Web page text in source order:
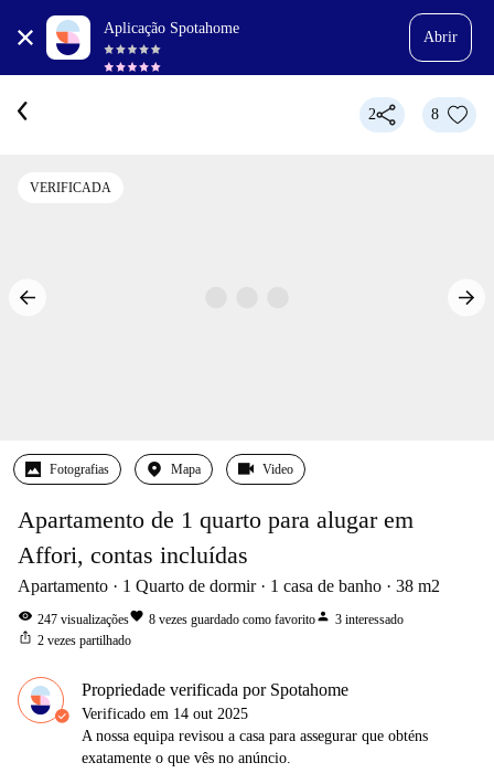
Aplicação Spotahome
Abrir
2 8
VERIFICADA
Fotografias Mapa Video
Apartamento de 1 quarto para alugar em
Affori, contas incluídas
Apartamento 1 Quarto de dormir 1 casa de banho 38 m2
visibility 247 visualizaçõesfavorite 8 vezes guardado como favoritoperson 3 interessado
ios_share 2 vezes partilhado
Propriedade verificada por Spotahome
Verificado em 14 out 2025
A nossa equipa revisou a casa para assegurar que obténs
exatamente o que vês no anúncio.